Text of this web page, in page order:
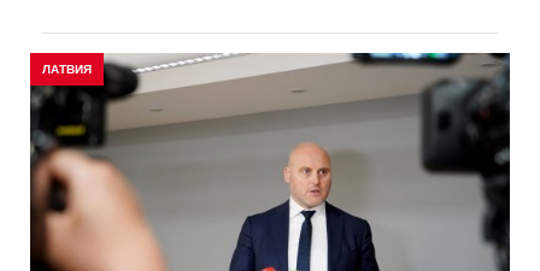
ЛАТВИЯ